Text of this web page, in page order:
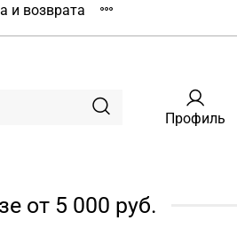
и возврата
Профиль
от 5 000 руб.